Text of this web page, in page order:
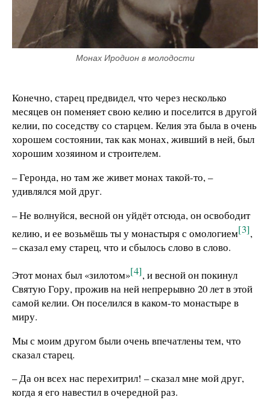
Монах Иродион в молодости
Конечно, старец предвидел, что через несколько
месяцев он поменяет свою келию и поселится в другой
келии, по соседству со старцем. Келия эта была в очень
хорошем состоянии, так как монах, живший в ней, был
хорошим хозяином и строителем.
– Геронда, но там же живет монах такой-то, –
удивлялся мой друг.
– Не волнуйся, весной он уйдёт отсюда, он освободит
келию, и ее возьмёшь ты у монастыря с омологием[3],
– сказал ему старец, что и сбылось слово в слово.
Этот монах был «зилотом»[4], и весной он покинул
Святую Гору, прожив на ней непрерывно 20 лет в этой
самой келии. Он поселился в каком-то монастыре в
миру.
Мы с моим другом были очень впечатлены тем, что
сказал старец.
– Да он всех нас перехитрил! – сказал мне мой друг,
когда я его навестил в очередной раз.